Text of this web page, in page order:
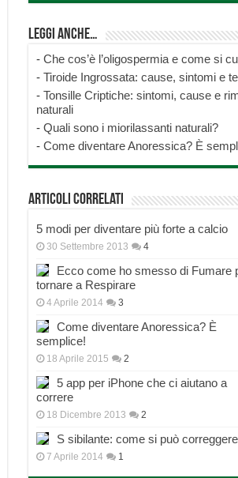
Leggi anche…
- Che cos’è l’oligospermia e come si
- Tiroide Ingrossata: cause, sintomi e
- Tonsille Criptiche: sintomi, cause e
naturali
- Quali sono i miorilassanti naturali?
- Come diventare Anoressica? È
Articoli correlati
5 modi per diventare più forte a calcio
30 Settembre 2013 4
Ecco come ho smesso di Fumare
tornare a Respirare
4 Aprile 2014 3
Come diventare Anoressica? È
semplice!
18 Aprile 2015 2
5 app per iPhone che ci aiutano a
correre
18 Dicembre 2013 2
S sibilante: come si può
7 Aprile 2014 1